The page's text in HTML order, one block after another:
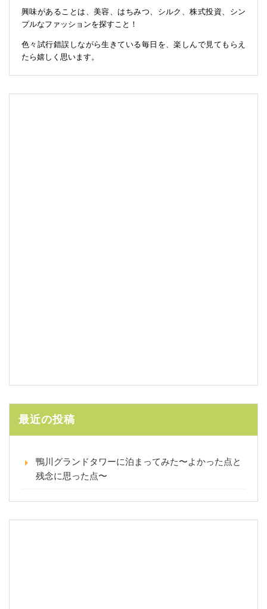
興味があることは、美容、はちみつ、シルク、株式投資、シン
プルなファッションを探すこと！
色々試行錯誤しながら生きている毎日を、楽しんで見てもらえ
たら嬉しく思います。
最近の投稿
鴨川グランドタワーに泊まってみた〜よかった点と
残念に思った点〜